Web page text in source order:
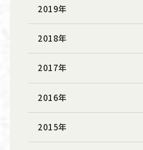
2019年
2018年
2017年
2016年
2015年